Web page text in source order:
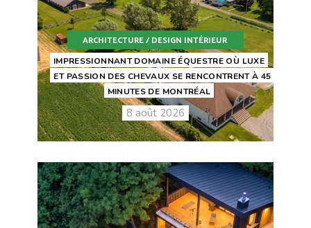
ARCHITECTURE / DESIGN INTÉRIEUR
IMPRESSIONNANT DOMAINE ÉQUESTRE OÙ LUXE
ET PASSION DES CHEVAUX SE RENCONTRENT À 45
MINUTES DE MONTRÉAL
8 août 2026